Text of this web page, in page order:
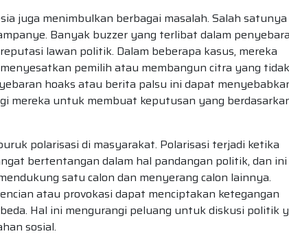
juga menimbulkan berbagai masalah. Salah satunya
Banyak buzzer yang terlibat dalam
lawan politik. Dalam beberapa kasus, mereka
pemilih atau membangun citra yang tidak
hoaks atau berita palsu ini dapat
mereka untuk membuat keputusan yang
polarisasi di masyarakat. Polarisasi terjadi ketika
bertentangan dalam hal pandangan politik, dan ini
satu calon dan menyerang calon lainnya.
atau provokasi dapat menciptakan ketegangan
Hal ini mengurangi peluang untuk diskusi politik
sosial.